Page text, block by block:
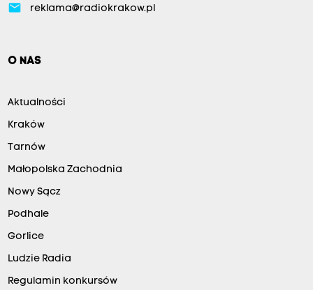
email reklama@radiokrakow.pl
O NAS
Aktualności
Kraków
Tarnów
Małopolska Zachodnia
Nowy Sącz
Podhale
Gorlice
Ludzie Radia
Regulamin konkursów